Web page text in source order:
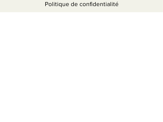
Politique de confidentialité